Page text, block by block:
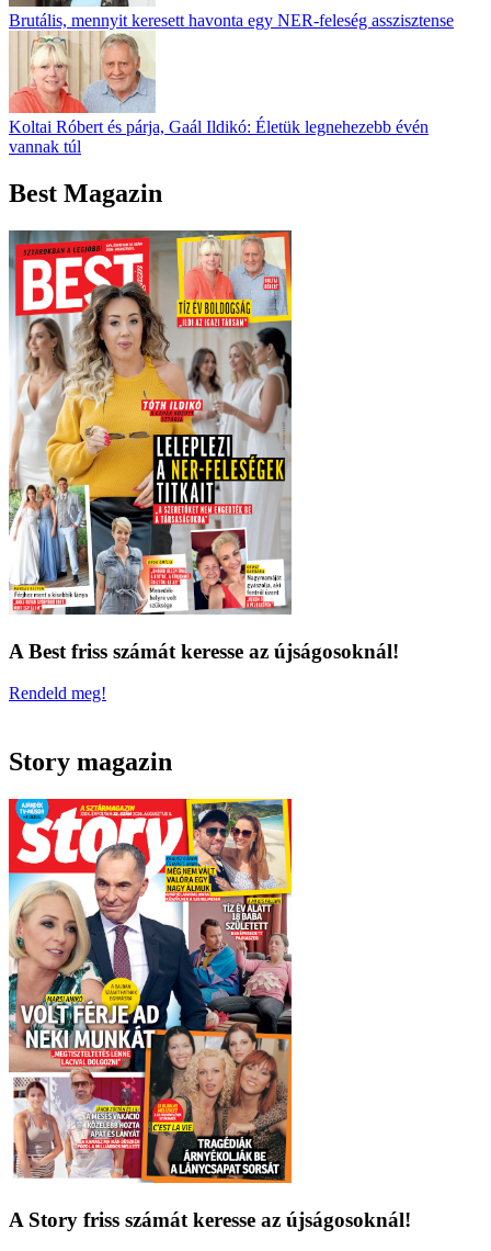
Brutális, mennyit keresett havonta egy NER-feleség asszisztense
Koltai Róbert és párja, Gaál Ildikó: Életük legnehezebb évén
vannak túl
Best Magazin
A Best friss számát keresse az újságosoknál!
Rendeld meg!
Story magazin
A Story friss számát keresse az újságosoknál!